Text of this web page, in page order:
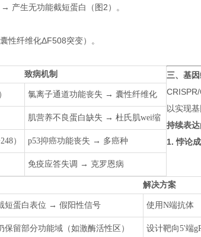
产生无功能截短蛋白（图2）。
性纤维化ΔF508突变）。
致病机制
氯离子通道功能丧失 → 囊性纤维化
肌营养不良蛋白缺失 → 杜氏肌wei缩
） p53抑癌功能丧失 → 多癌种
免疫应答失调 → 克罗恩病
三、基
以实现
持续表达
1. 悖论
解决方案
短蛋白表位 → 假阳性信号 使用N端抗体
保留部分功能域（如激酶活性区） 设计靶向5'端